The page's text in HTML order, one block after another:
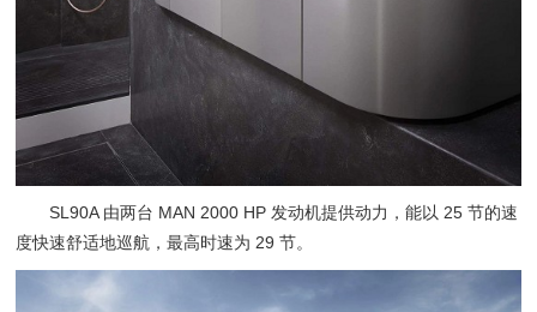
SL90A 由两台 MAN 2000 HP 发动机提供动力，能以 25 节的速
度快速舒适地巡航，最高时速为 29 节。